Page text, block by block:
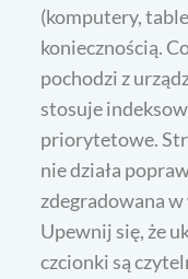
(komputery,
koniecznością.
pochodzi z
stosuje
priorytetowe.
nie działa
zdegradowana
Upewnij się, że
czcionki są